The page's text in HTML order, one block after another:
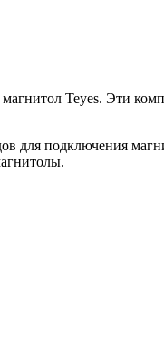
Teyes. Эти
для подключения